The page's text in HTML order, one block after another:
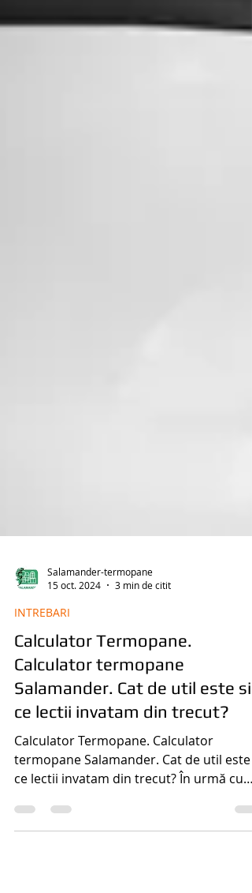
Salamander-termopane
INTREBARI
Calculator Termopane.
Calculator termopane
Salamander. Cat de util este si
ce lectii invatam din trecut?
Calculator Termopane. Calculator
termopane Salamander. Cat de util este